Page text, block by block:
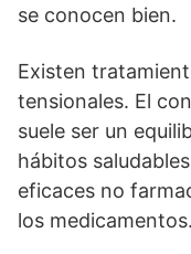
se conocen bien.
Existen
tensionales. El
suele ser un
hábitos
eficaces no
los